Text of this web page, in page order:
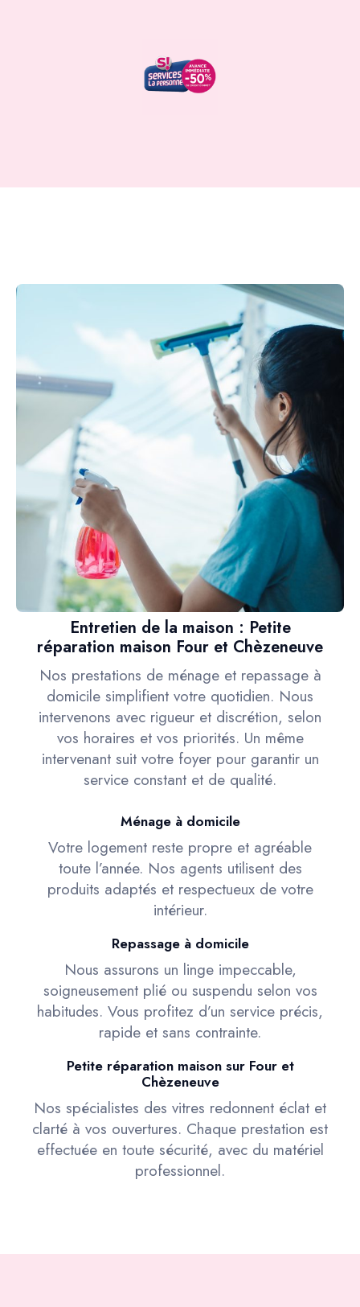
Entretien de la maison : Petite
réparation maison Four et Chèzeneuve
Nos prestations de ménage et repassage à
domicile simplifient votre quotidien. Nous
intervenons avec rigueur et discrétion, selon
vos horaires et vos priorités. Un même
intervenant suit votre foyer pour garantir un
service constant et de qualité.
Ménage à domicile
Votre logement reste propre et agréable
toute l’année. Nos agents utilisent des
produits adaptés et respectueux de votre
intérieur.
Repassage à domicile
Nous assurons un linge impeccable,
soigneusement plié ou suspendu selon vos
habitudes. Vous profitez d’un service précis,
rapide et sans contrainte.
Petite réparation maison sur Four et
Chèzeneuve
Nos spécialistes des vitres redonnent éclat et
clarté à vos ouvertures. Chaque prestation est
effectuée en toute sécurité, avec du matériel
professionnel.